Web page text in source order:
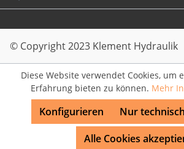
© Copyright 2023 Klement Hydraulik
Diese Website verwendet Cookies, um
Erfahrung bieten zu können. Mehr
Nur
Konfigurieren
Alle Cookies